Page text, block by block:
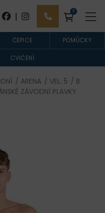
| 0
ČEPICE POMŮCKY
CVIČENÍ
/ ARENA / VEL. 5 / B
ZÁVODNÍ PLAVKY